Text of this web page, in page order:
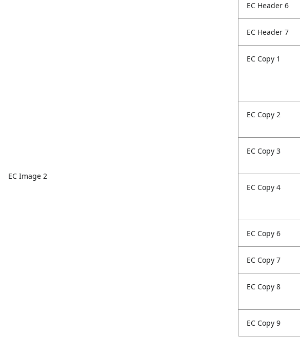
EC Image 2
EC Header 6
EC Header 7
EC Copy 1
EC Copy 2
EC Copy 3
EC Copy 4
EC Copy 6
EC Copy 7
EC Copy 8
EC Copy 9